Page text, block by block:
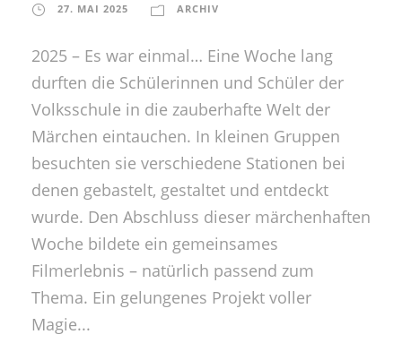
27. MAI 2025 ARCHIV
2025 – Es war einmal… Eine Woche lang
durften die Schülerinnen und Schüler der
Volksschule in die zauberhafte Welt der
Märchen eintauchen. In kleinen Gruppen
besuchten sie verschiedene Stationen bei
denen gebastelt, gestaltet und entdeckt
wurde. Den Abschluss dieser märchenhaften
Woche bildete ein gemeinsames
Filmerlebnis – natürlich passend zum
Thema. Ein gelungenes Projekt voller
Magie...